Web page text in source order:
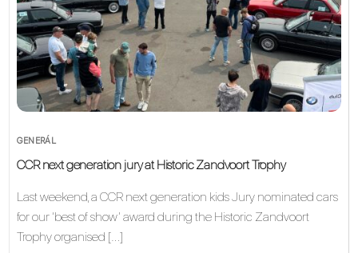
GENERÁL
CCR next generation jury at Historic Zandvoort Trophy
Last weekend, a CCR next generation kids Jury nominated cars
for our ‘best of show’ award during the Historic Zandvoort
Trophy organised […]